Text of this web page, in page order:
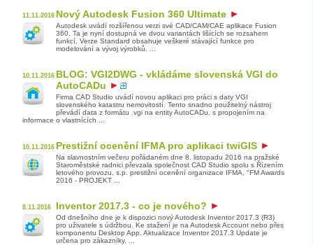
11.11.2016 Nový Autodesk Fusion 360 Ultimate
Autodesk uvádí rozšířenou verzi své CAD/CAM/CAE aplikace Fusion
360. Ta je nyní dostupná ve dvou variantách lišících se rozsahem
funkcí, Verze Standard obsahuje veškeré stávající funkce pro
modelování a vývoj výrobků. ...
10.11.2016 BLOG: VGI2DWG - vkládáme slovenská VGI do
AutoCADu
Firma CAD Studio uvádí novou aplikaci pro práci s daty VGI
slovenského katastru nemovitostí. Tento snadno použitelný nástroj
převádí data z formátu .vgi na entity AutoCADu, s propojením na
informace o vlastnících ...
10.11.2016 Prestižní ocenění IFMA pro aplikaci twiGIS
Na slavnostním večeru pořádaném dne 8. listopadu 2016 na pražské
Staroměstské radnici převzala společnost CAD Studio spolu s Řízením
letového provozu, s.p. prestižní ocenění organizace IFMA, "FM Awards
2016 - PROJEKT ...
8.11.2016 Inventor 2017.3 - co je nového?
Od dnešního dne je k dispozici nový Autodesk Inventor 2017.3 (R3)
pro uživatele s údržbou. Ke stažení je na Autodesk Account nebo přes
komponentu Desktop App. Aktualizace Inventor 2017.3 Update je
určena pro zákazníky, ...